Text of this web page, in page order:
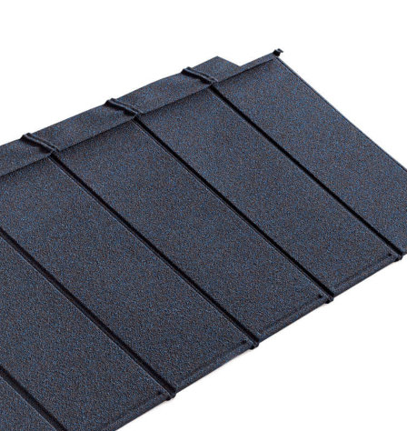
Мы используем файлы cookie и сервисы аналитики, чтобы
улучшить работу сайта и показывать релевантный контент.
Нажимая «Принимаю», вы соглашаетесь с их использованием.
Вы можете отключить cookie в настройках браузера.
Подробнее:политика конфиденциальности,согласие на сбор
cookie
Принимаю